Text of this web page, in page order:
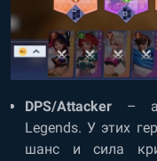
DPS/Attacker –
Legends. У этих
шанс и сила